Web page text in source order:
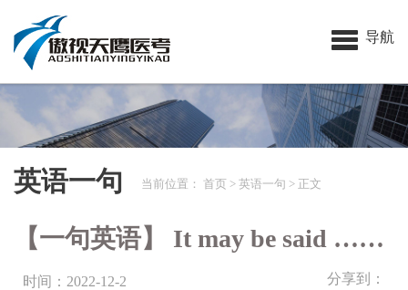
导航
英语一句 当前位置： 首页 > 英语一句 > 正文
【一句英语】 It may be said ……
时间：2022-12-2 分享到：